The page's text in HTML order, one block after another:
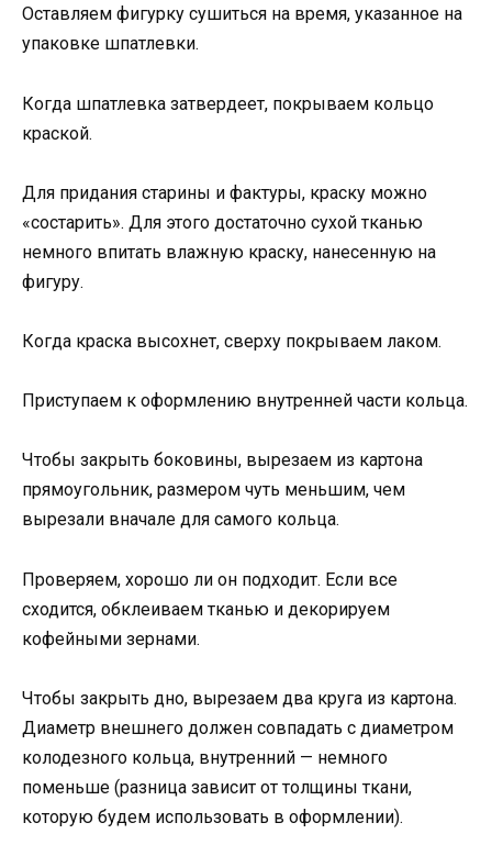
Оставляем фигурку сушиться на время, указанное на
упаковке шпатлевки.
Когда шпатлевка затвердеет, покрываем кольцо
краской.
Для придания старины и фактуры, краску можно
«состарить». Для этого достаточно сухой тканью
немного впитать влажную краску, нанесенную на
фигуру.
Когда краска высохнет, сверху покрываем лаком.
Приступаем к оформлению внутренней части кольца.
Чтобы закрыть боковины, вырезаем из картона
прямоугольник, размером чуть меньшим, чем
вырезали вначале для самого кольца.
Проверяем, хорошо ли он подходит. Если все
сходится, обклеиваем тканью и декорируем
кофейными зернами.
Чтобы закрыть дно, вырезаем два круга из картона.
Диаметр внешнего должен совпадать с диаметром
колодезного кольца, внутренний — немного
поменьше (разница зависит от толщины ткани,
которую будем использовать в оформлении).